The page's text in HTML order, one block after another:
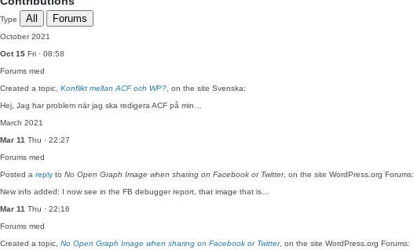
Type All Forums
October 2021
Oct 15 Fri · 08:58
Forums med
Created a topic, Konflikt mellan ACF och WP? , on the site Svenska:
Hej, Jag har problem när jag ska redigera ACF på min…
March 2021
Mar 11 Thu · 22:27
Forums med
Posted a reply to No Open Graph Image when sharing on Facebook or Twitter, on the site WordPress.org Forums:
New info added: I now see in the FB debugger report, that image that is…
Mar 11 Thu · 22:16
Forums med
Created a topic, No Open Graph Image when sharing on Facebook or Twitter, on the site WordPress.org Forums: